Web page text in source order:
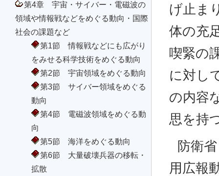
第4章 宇宙・サイバー・電磁波の
領域や情報戦などをめぐる動向・国際
社会の課題など
第1節 情報戦などにも広がり
をみせる科学技術をめぐる動向
第2節 宇宙領域をめぐる動向
第3節 サイバー領域をめぐる
動向
第4節 電磁波領域をめぐる動
向
第5節 海洋をめぐる動向
第6節 大量破壊兵器の移転・
拡散
げ止ま
体の充
喫緊の
に対し
の内容
思を持
防衛
用広報